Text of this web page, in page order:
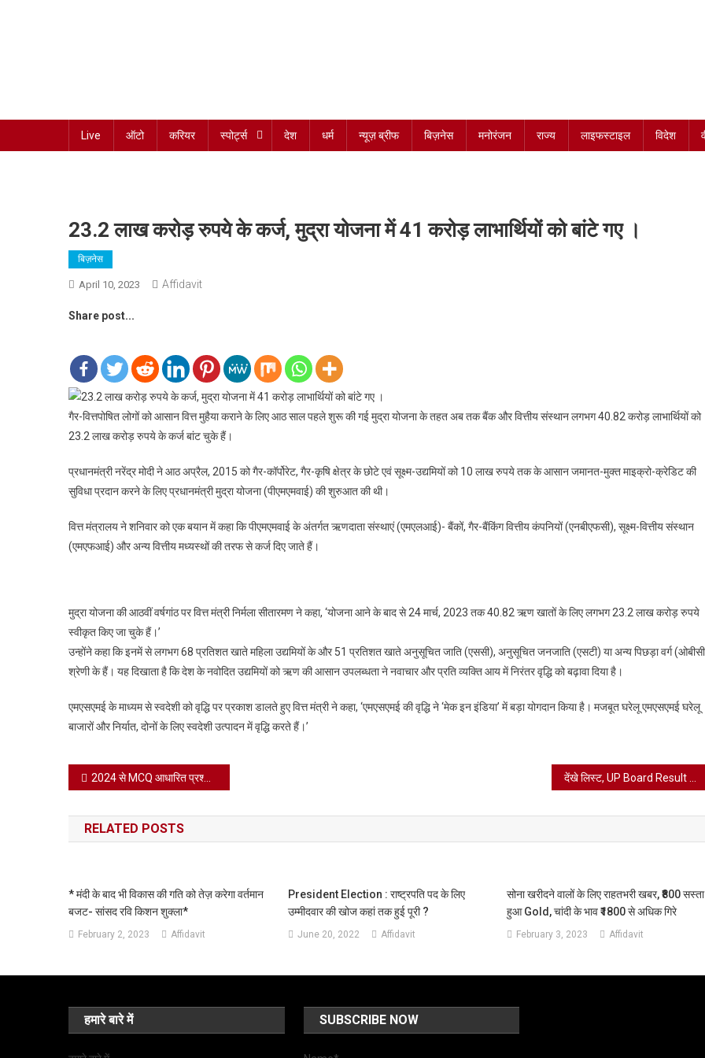
Live ऑटो करियर स्पोर्ट्स देश धर्म न्यूज़ ब्रीफ बिज़नेस मनोरंजन राज्य लाइफस्टाइल विदेश
23.2 लाख करोड़ रुपये के कर्ज, मुद्रा योजना में 41 करोड़ लाभार्थियों को बांटे गए ।
बिज़नेस
April 10, 2023 Affidavit
Share post...
गैर-वित्तपोषित लोगों को आसान वित्त मुहैया कराने के लिए आठ साल पहले शुरू की गई मुद्रा योजना के तहत अब तक बैंक और वित्तीय संस्थान लगभग 40.82 करोड़ लाभार्थियों को
23.2 लाख करोड़ रुपये के कर्ज बांट चुके हैं।
प्रधानमंत्री नरेंद्र मोदी ने आठ अप्रैल, 2015 को गैर-कॉर्पोरेट, गैर-कृषि क्षेत्र के छोटे एवं सूक्ष्म-उद्यमियों को 10 लाख रुपये तक के आसान जमानत-मुक्त माइक्रो-क्रेडिट की
सुविधा प्रदान करने के लिए प्रधानमंत्री मुद्रा योजना (पीएमएमवाई) की शुरुआत की थी।
वित्त मंत्रालय ने शनिवार को एक बयान में कहा कि पीएमएमवाई के अंतर्गत ऋणदाता संस्थाएं (एमएलआई)- बैंकों, गैर-बैंकिंग वित्तीय कंपनियों (एनबीएफसी), सूक्ष्म-वित्तीय संस्थान
(एमएफआई) और अन्य वित्तीय मध्यस्थों की तरफ से कर्ज दिए जाते हैं।
मुद्रा योजना की आठवीं वर्षगांठ पर वित्त मंत्री निर्मला सीतारमण ने कहा, ‘योजना आने के बाद से 24 मार्च, 2023 तक 40.82 ऋण खातों के लिए लगभग 23.2 लाख करोड़ रुपये
स्वीकृत किए जा चुके हैं।’
उन्होंने कहा कि इनमें से लगभग 68 प्रतिशत खाते महिला उद्यमियों के और 51 प्रतिशत खाते अनुसूचित जाति (एससी), अनुसूचित जनजाति (एसटी) या अन्य पिछड़ा वर्ग
श्रेणी के हैं। यह दिखाता है कि देश के नवोदित उद्यमियों को ऋण की आसान उपलब्धता ने नवाचार और प्रति व्यक्ति आय में निरंतर वृद्धि को बढ़ावा दिया है।
एमएसएमई के माध्यम से स्वदेशी को वृद्धि पर प्रकाश डालते हुए वित्त मंत्री ने कहा, ‘एमएसएमई की वृद्धि ने ‘मेक इन इंडिया’ में बड़ा योगदान किया है। मजबूत घरेलू एमएसएमई घरेलू
बाजारों और निर्यात, दोनों के लिए स्वदेशी उत्पादन में वृद्धि करते हैं।’
Post
navigation
2024 से MCQ आधारित प्रश्न ज्यादा पूछे जाएंगे, अब CBSE के 10वीं-12वीं एग्जाम पैटर्न में होगा बदलाव।
RELATED POSTS
* मंदी के बाद भी विकास की गति को तेज़ करेगा वर्तमान
बजट- सांसद रवि किशन शुक्ला*
February 2, 2023 Affidavit
President Election : राष्ट्रपति पद के लिए
उम्मीदवार की खोज कहां तक हुई पूरी ?
June 20, 2022 Affidavit
सोना खरीदने वालों के लिए राहतभरी खबर, ₹800 सस्ता
हुआ Gold, चांदी के भाव ₹1800 से अधिक गिरे
February 3, 2023 Affidavit
हमारे बारे में SUBSCRIBE NOW